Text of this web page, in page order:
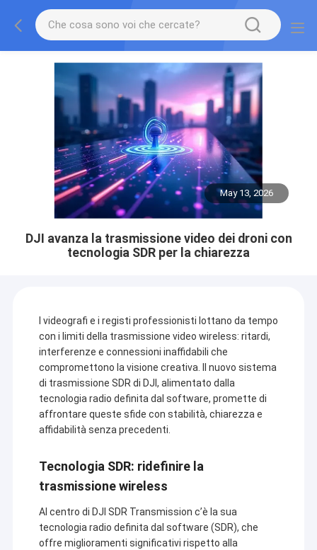
May 13, 2026
DJI avanza la trasmissione video dei droni con
tecnologia SDR per la chiarezza
I videografi e i registi professionisti lottano da tempo
con i limiti della trasmissione video wireless: ritardi,
interferenze e connessioni inaffidabili che
compromettono la visione creativa. Il nuovo sistema
di trasmissione SDR di DJI, alimentato dalla
tecnologia radio definita dal software, promette di
affrontare queste sfide con stabilità, chiarezza e
affidabilità senza precedenti.
Tecnologia SDR: ridefinire la
trasmissione wireless
Al centro di DJI SDR Transmission c’è la sua
tecnologia radio definita dal software (SDR), che
offre miglioramenti significativi rispetto alla